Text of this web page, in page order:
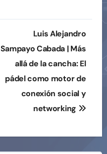
Luis Alejandro
Sampayo Cabada | Más
allá de la cancha: El
pádel como motor de
conexión social y
networking